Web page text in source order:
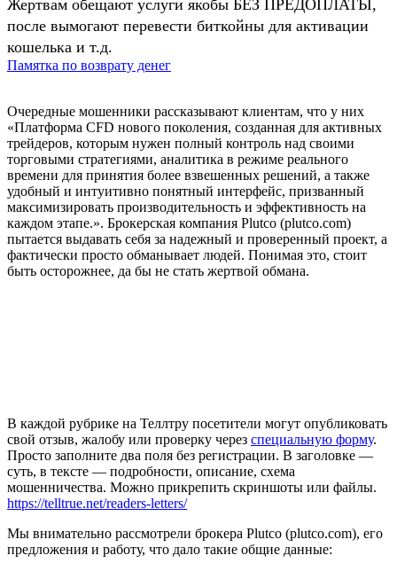
Жертвам обещают услуги якобы БЕЗ ПРЕДОПЛАТЫ,
после вымогают перевести биткойны для активации
кошелька и т.д.
Памятка по возврату денег
Очередные мошенники рассказывают клиентам, что у них
«Платформа CFD нового поколения, созданная для активных
трейдеров, которым нужен полный контроль над своими
торговыми стратегиями, аналитика в режиме реального
времени для принятия более взвешенных решений, а также
удобный и интуитивно понятный интерфейс, призванный
максимизировать производительность и эффективность на
каждом этапе.». Брокерская компания Plutco (plutco.com)
пытается выдавать себя за надежный и проверенный проект, а
фактически просто обманывает людей. Понимая это, стоит
быть осторожнее, да бы не стать жертвой обмана.
В каждой рубрике на Теллтру посетители могут опубликовать
свой отзыв, жалобу или проверку через специальную форму.
Просто заполните два поля без регистрации. В заголовке —
суть, в тексте — подробности, описание, схема
мошенничества. Можно прикрепить скриншоты или файлы.
https://telltrue.net/readers-letters/
Мы внимательно рассмотрели брокера Plutco (plutco.com), его
предложения и работу, что дало такие общие данные: